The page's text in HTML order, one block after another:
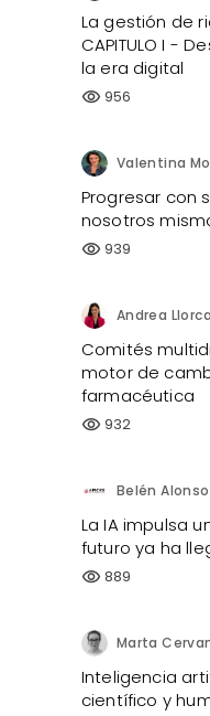
La gestión de
CAPITULO I -
la era digital
visibility 956
Progresar con
nosotros
visibility 939
Andrea
Comités
motor de
farmacéutica
visibility 932
La IA impulsa
futuro ya ha
visibility 889
Inteligencia
científico y